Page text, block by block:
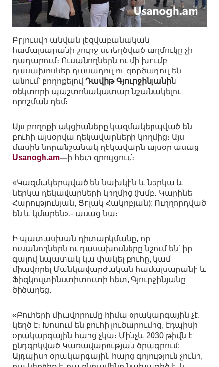
Բրյուսվի անվան լեզվաբանական
համալսարանի շուրջ ստեղծված աղմուկը չի
դադարում։ Ուսանողներն ու մի խումբ
դասախոսներ դասադուլ ու գործադուլ են
անում՝ բողոքելով Դավիթ Գյուրջինյանին
ռեկտորի պաշտոնակատար նշանակելու
որոշման դեմ։
Այս բողոքի ակցիաները կազմակերպված են
բուհի այսօրվա ղեկավարների կողմից։ Այս
մասին նորանշանակ ղեկավարն այսօր ասաց
Usanogh.am—ի հետ զրույցում։
«Կազմակերպված են նախկին և ներկա և
ներկա ղեկավարների կողմից (խմբ․ Կարինե
Հարությունյան, Ցոլակ Հակոբյան): Ուղղորդված
են և կմարեն»,- ասաց նա։
Ի պատասխան դիտարկմանը, որ
ուսանողներն ու դասախոսները նշում են՝ իր
գալով նպատակ կա փակել բուհը, կամ
միավորել Մանկավարժական համալսարանի և
Ֆիզկուլտինստիտուտի հետ, Գյուրջինյանը
ծիծաղեց․
«Բուհերի միավորումը հիմա օրակարգային չէ,
կեղծ է։ Խոսում են բուհի լուծարումից, էդպիսի
օրակարգային հարց չկա։ Մինչև 2030 թիվն է
ընդգրկված Կառավարության ծրագրում:
Այդպիսի օրակարգային հարց գոյություն չունի,